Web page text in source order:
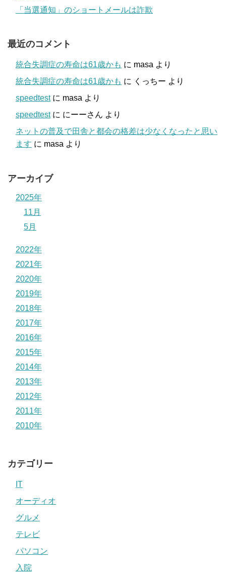
「当選通知」のショートメールは詐欺
最近のコメント
統合失調症の寿命は61歳かも に masa より
統合失調症の寿命は61歳かも に くっちー より
speedtestに masa より
speedtestに にーーさん より
ネットの普及で田舎と都会の格差は少なくなったと思い
ます に masa より
アーカイブ
2025年
11月
5月
2022年
2021年
2020年
2019年
2018年
2017年
2016年
2015年
2014年
2013年
2012年
2011年
2010年
カテゴリー
IT
オーディオ
グルメ
テレビ
パソコン
入院